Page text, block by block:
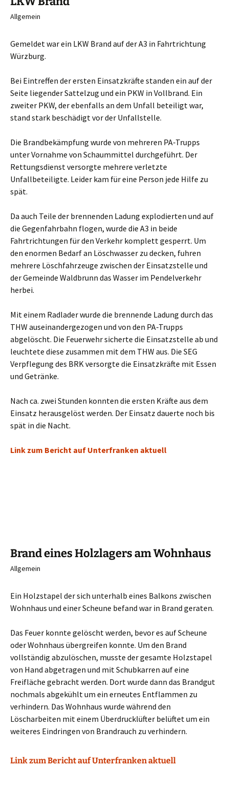
Allgemein
Gemeldet war ein LKW Brand auf der A3 in Fahrtrichtung
Würzburg.
Bei Eintreffen der ersten Einsatzkräfte standen ein auf der
Seite liegender Sattelzug und ein PKW in Vollbrand. Ein
zweiter PKW, der ebenfalls an dem Unfall beteiligt war,
stand stark beschädigt vor der Unfallstelle.
Die Brandbekämpfung wurde von mehreren PA-Trupps
unter Vornahme von Schaummittel durchgeführt. Der
Rettungsdienst versorgte mehrere verletzte
Unfallbeteiligte. Leider kam für eine Person jede Hilfe zu
spät.
Da auch Teile der brennenden Ladung explodierten und auf
die Gegenfahrbahn flogen, wurde die A3 in beide
Fahrtrichtungen für den Verkehr komplett gesperrt. Um
den enormen Bedarf an Löschwasser zu decken, fuhren
mehrere Löschfahrzeuge zwischen der Einsatzstelle und
der Gemeinde Waldbrunn das Wasser im Pendelverkehr
herbei.
Mit einem Radlader wurde die brennende Ladung durch das
THW auseinandergezogen und von den PA-Trupps
abgelöscht. Die Feuerwehr sicherte die Einsatzstelle ab und
leuchtete diese zusammen mit dem THW aus. Die SEG
Verpflegung des BRK versorgte die Einsatzkräfte mit Essen
und Getränke.
Nach ca. zwei Stunden konnten die ersten Kräfte aus dem
Einsatz herausgelöst werden. Der Einsatz dauerte noch bis
spät in die Nacht.
Link zum Bericht auf Unterfranken aktuell
Brand eines Holzlagers am Wohnhaus
Allgemein
Ein Holzstapel der sich unterhalb eines Balkons zwischen
Wohnhaus und einer Scheune befand war in Brand geraten.
Das Feuer konnte gelöscht werden, bevor es auf Scheune
oder Wohnhaus übergreifen konnte. Um den Brand
vollständig abzulöschen, musste der gesamte Holzstapel
von Hand abgetragen und mit Schubkarren auf eine
Freifläche gebracht werden. Dort wurde dann das Brandgut
nochmals abgekühlt um ein erneutes Entflammen zu
verhindern. Das Wohnhaus wurde während den
Löscharbeiten mit einem Überdrucklüfter belüftet um ein
weiteres Eindringen von Brandrauch zu verhindern.
Link zum Bericht auf Unterfranken aktuell